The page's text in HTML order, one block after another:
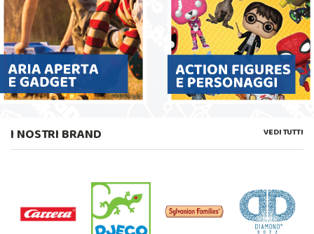
I NOSTRI BRAND VEDI TUTTI